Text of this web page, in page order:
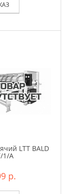
LTT BALD
1/A
р.